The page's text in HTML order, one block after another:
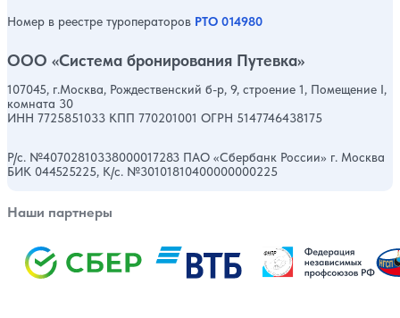
Номер в реестре туроператоров РТО 014980
ООО «Система бронирования Путевка»
107045, г.Москва, Рождественский б-р, 9, строение 1, Помещение I,
комната 30
ИНН 7725851033 КПП 770201001 ОГРН 5147746438175
Р/с. №40702810338000017283 ПАО «Сбербанк России» г. Москва
БИК 044525225, К/с. №30101810400000000225
Наши партнеры